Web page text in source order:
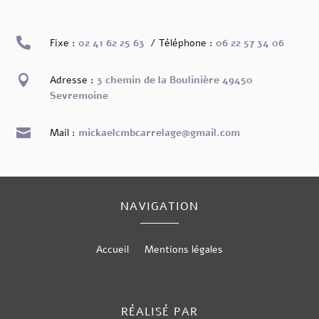
 Fixe : 02 41 62 25 63 / Téléphone : 06 22 57 34 06
 Adresse : 3 chemin de la Boulinière 49450
Sevremoine
 Mail : mickaelcmbcarrelage@gmail.com
NAVIGATION
Accueil Mentions légales
RÉALISÉ PAR